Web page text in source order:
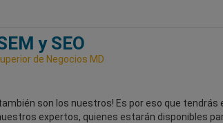
y SEO
de Negocios MD
son los nuestros! Es por eso que tendrás
expertos, quienes estarán disponibles